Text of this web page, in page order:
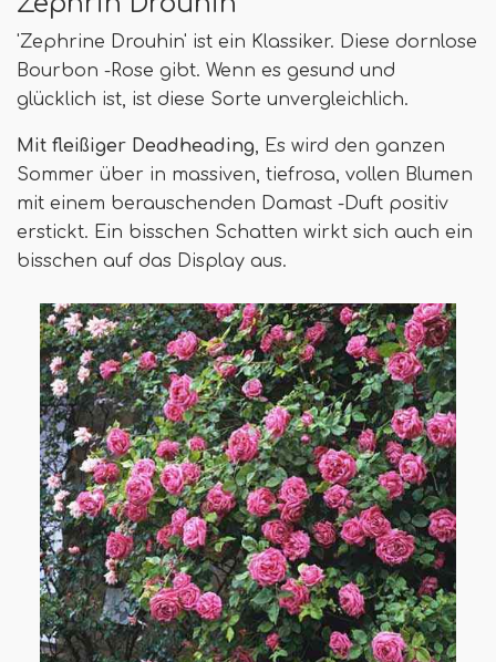
'Zephrine Drouhin' ist ein Klassiker. Diese dornlose
Bourbon -Rose gibt. Wenn es gesund und
glücklich ist, ist diese Sorte unvergleichlich.
Mit fleißiger Deadheading, Es wird den ganzen
Sommer über in massiven, tiefrosa, vollen Blumen
mit einem berauschenden Damast -Duft positiv
erstickt. Ein bisschen Schatten wirkt sich auch ein
bisschen auf das Display aus.